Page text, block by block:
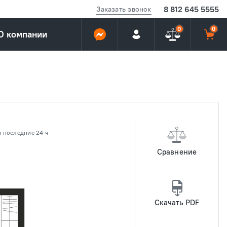
Заказать звонок 8 812 645 5555
компании 0 0
последние 24 ч
Сравнение
Скачать PDF